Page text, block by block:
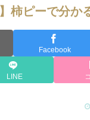
】柿ピーで分か
Facebook
LINE